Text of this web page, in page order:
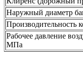
Наружный диаметр
Производительность
Рабочее давление
МПа